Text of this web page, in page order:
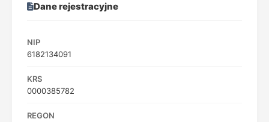
Dane rejestracyjne
NIP
6182134091
KRS
0000385782
REGON